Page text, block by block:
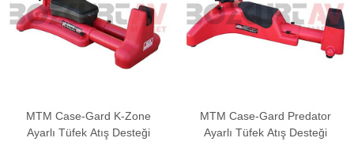
MTM Case-Gard K-Zone
Ayarlı Tüfek Atış Desteği
MTM Case-Gard Predator
Ayarlı Tüfek Atış Desteği